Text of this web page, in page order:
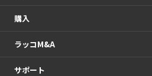
購入
ラッコM&A
サポート